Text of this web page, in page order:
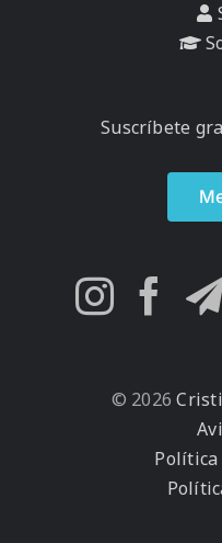
Suscríbete
© 2026
Política